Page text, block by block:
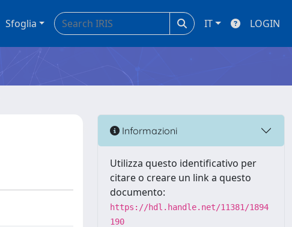
Sfoglia IT LOGIN
Informazioni
Utilizza questo identificativo per
citare o creare un link a questo
documento:
https://hdl.handle.net/11381/1894
190